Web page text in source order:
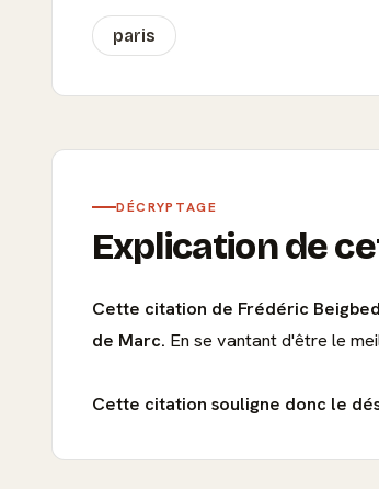
paris
DÉCRYPTAGE
Explication de
Cette citation de Frédéric
de Marc. En se vantant d'être le
Cette citation souligne donc le